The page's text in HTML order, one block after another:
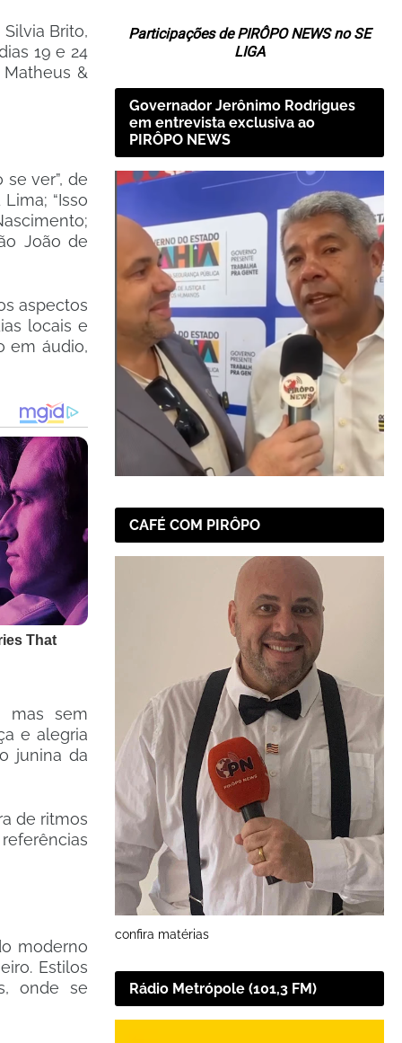
Brito,
19 e 24
&
ver”, de
“Isso
João de
aspectos
locais e
em áudio,
mas sem
e alegria
junina da
de ritmos
moderno
Estilos
onde se
Participações de PIRÔPO NEWS no SE
LIGA
Governador Jerônimo Rodrigues
em entrevista exclusiva ao
PIRÔPO NEWS
CAFÉ COM PIRÔPO
confira matérias
Rádio Metrópole (101,3 FM)